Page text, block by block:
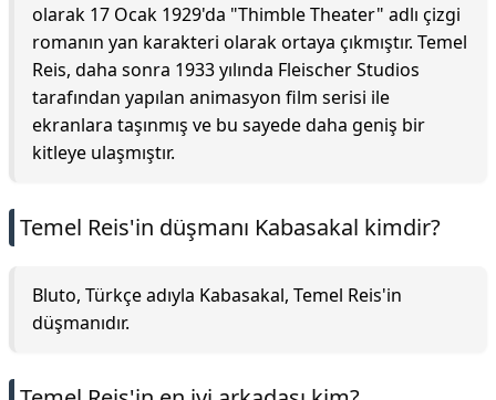
olarak 17 Ocak 1929'da "Thimble Theater" adlı çizgi
romanın yan karakteri olarak ortaya çıkmıştır. Temel
Reis, daha sonra 1933 yılında Fleischer Studios
tarafından yapılan animasyon film serisi ile
ekranlara taşınmış ve bu sayede daha geniş bir
kitleye ulaşmıştır.
Temel Reis'in düşmanı Kabasakal kimdir?
Bluto, Türkçe adıyla Kabasakal, Temel Reis'in
düşmanıdır.